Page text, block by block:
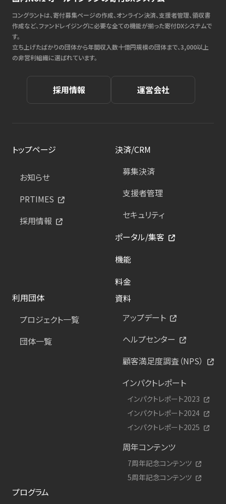
コングラントは、寄付募集ページの作成、オンライン決済、支援者管理、領収書
作成など、ファンドレイジングに必要な全ての機能が揃った寄付DXシステムで
す。
立ち上げたばかりの団体から年間収入数十億円規模の団体まで、3,000以上
の非営利組織に選ばれています。
採用情報 運営会社
トップページ
お知らせ
PRTIMES
採用情報
決済/CRM
募集決済
支援者管理
セキュリティ
ポータル/集客
機能
料金
利用団体
プロジェクト一覧
団体一覧
資料
アップデート
ヘルプセンター
顧客満足度調査（NPS）
インパクトレポート
インパクトレポート2023
インパクトレポート2024
インパクトレポート2025
周年コンテンツ
7周年記念コンテンツ
5周年記念コンテンツ
プログラム